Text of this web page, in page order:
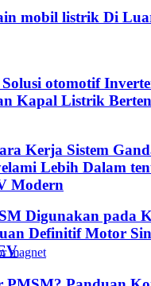
mobil listrik Di
otomotif
Kapal Listrik
Kerja Sistem
Lebih Dalam
Modern
Digunakan pada
Definitif Motor